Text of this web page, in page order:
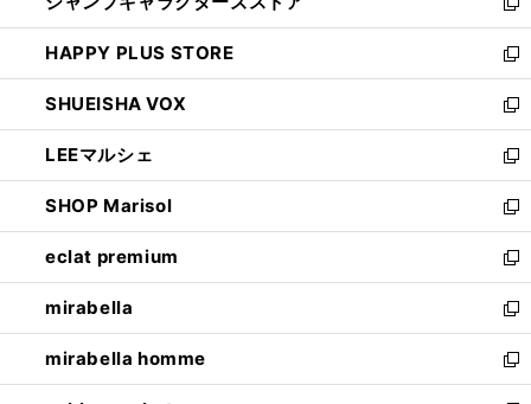
ィ
ン
ド
ウ
で
開
く
い
ウ
ィ
ン
ド
ウ
で
開
く
新
し
い
ウ
ィ
ン
ド
ウ
で
開
く
HAPPY PLUS STORE
新
し
い
ウ
ィ
ン
ド
ウ
で
開
く
SHUEISHA VOX
新
し
い
ウ
ィ
ン
ド
ウ
で
開
く
LEEマルシェ
新
し
い
ウ
ィ
ン
ド
ウ
で
開
SHOP Marisol
新
し
い
ウ
ィ
ン
ド
ウ
eclat premium
新
し
い
ウ
ィ
ン
mirabella
新
し
い
ウ
mirabella homme
新
し